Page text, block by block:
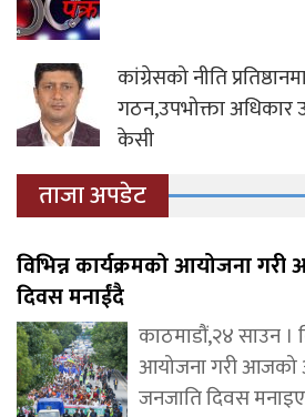
कांग्रेसको नीति
गठन,उपभोक्ता
केसी
ताजा अपडेट
विभिन्न कार्यक्रमको आयोजना
दिवस मनाईंदै
काठमाडौं,२४ साउन ।
आयोजना गरी आजको
जनजाति दिवस